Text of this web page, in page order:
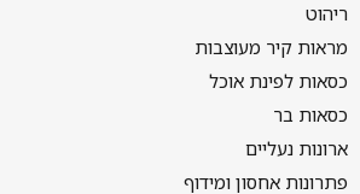
ריהוט
מראות קיר מעוצבות
כסאות לפינת אוכל
כסאות בר
ארונות נעליים
פתרונות אחסון ומידוף